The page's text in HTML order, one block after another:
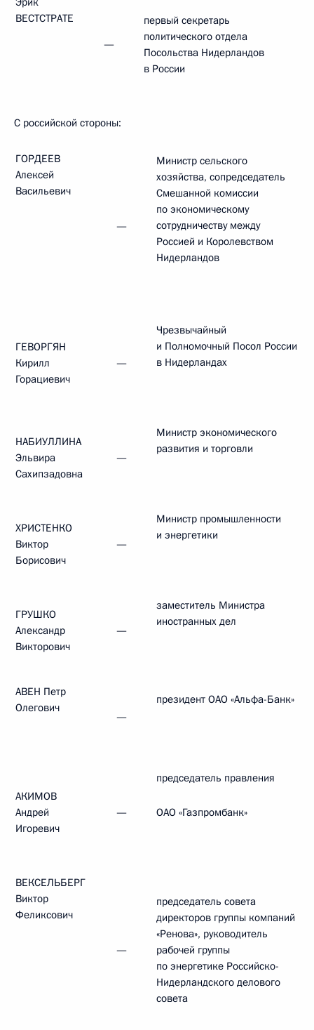
ВЕСТСТРАТЕ
—
первый секретарь
политического отдела
Посольства Нидерландов
в России
С российской стороны:
ГОРДЕЕВ
Алексей
Васильевич
—
Министр сельского
хозяйства, сопредседатель
Смешанной комиссии
по экономическому
сотрудничеству между
Россией и Королевством
Нидерландов
ГЕВОРГЯН
Кирилл
Горациевич
—
Чрезвычайный
и Полномочный Посол России
в Нидерландах
НАБИУЛЛИНА
Эльвира
Сахипзадовна
—
Министр экономического
развития и торговли
ХРИСТЕНКО
Виктор
Борисович
—
Министр промышленности
и энергетики
ГРУШКО
Александр
Викторович
—
заместитель Министра
иностранных дел
АВЕН Петр
Олегович
—
президент ОАО «Альфа-Банк»
АКИМОВ
Андрей
Игоревич
—
председатель правления
ОАО «Газпромбанк»
ВЕКСЕЛЬБЕРГ
Виктор
Феликсович
—
председатель совета
директоров группы компаний
«Ренова», руководитель
рабочей группы
по энергетике Российско-
Нидерландского делового
совета